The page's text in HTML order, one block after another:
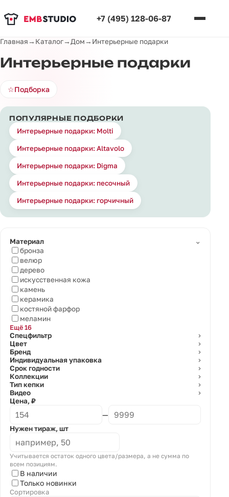
+7 (495) 128-06-87
Главная→ Каталог→ Дом→ Интерьерные подарки
Интерьерные подарки
☆Подборка
ПОПУЛЯРНЫЕ ПОДБОРКИ
Интерьерные подарки: Molti
Интерьерные подарки: Altavolo
Интерьерные подарки: Digma
Интерьерные подарки: песочный
Интерьерные подарки: горчичный
Материал
⌄
бронза
велюр
дерево
искусственная кожа
камень
керамика
костяной фарфор
меламин
Ещё 16
Спецфильтр
⌄
Цвет ⌄
Бренд ⌄
Индивидуальная упаковка ⌄
Срок годности ⌄
Коллекции ⌄
Тип кепки ⌄
Видео ⌄
Цена, ₽
—
Нужен тираж, шт
Учитывается остаток одного цвета/размера, а не сумма по
всем позициям.
В наличии
Только новинки
Сортировка